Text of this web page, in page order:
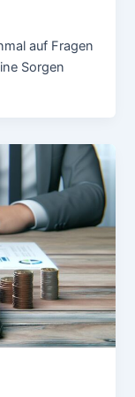
auf Fragen
Sorgen